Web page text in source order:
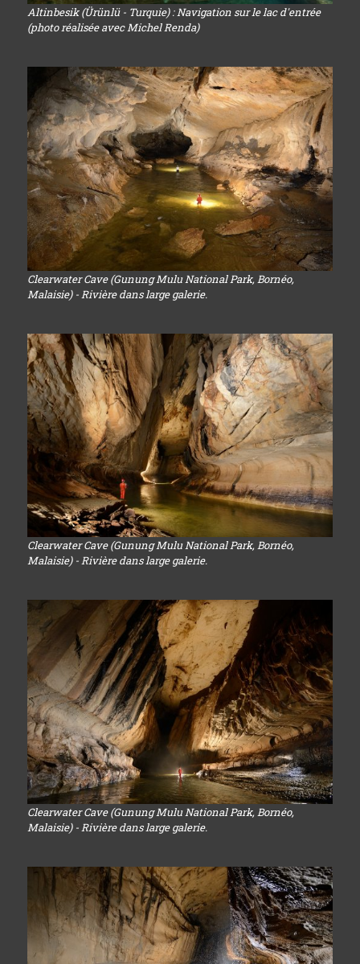
Altinbesik (Ürünlü - Turquie) : Navigation sur le lac d'entrée
(photo réalisée avec Michel Renda)
Clearwater Cave (Gunung Mulu National Park, Bornéo,
Malaisie) - Rivière dans large galerie.
Clearwater Cave (Gunung Mulu National Park, Bornéo,
Malaisie) - Rivière dans large galerie.
Clearwater Cave (Gunung Mulu National Park, Bornéo,
Malaisie) - Rivière dans large galerie.